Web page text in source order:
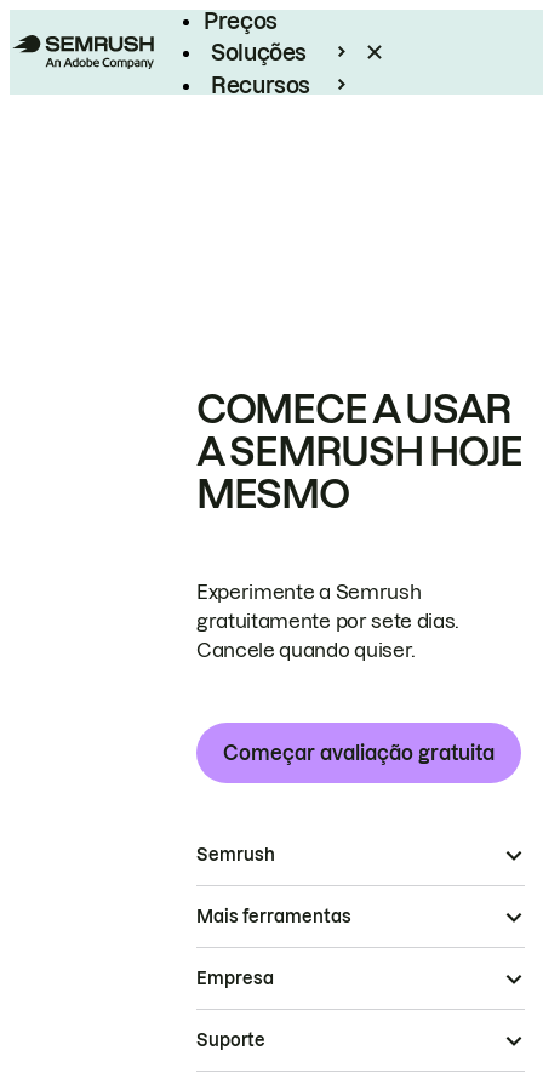
Preços
Soluções
Recursos
COMECE A USAR
A SEMRUSH HOJE
MESMO
Experimente a Semrush
gratuitamente por sete dias.
Cancele quando quiser.
Começar avaliação gratuita
Semrush
Mais ferramentas
Empresa
Suporte